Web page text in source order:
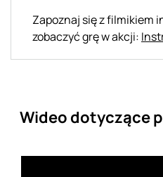
Zapoznaj się z filmikiem
zobaczyć grę w akcji:
Wideo dotyczące